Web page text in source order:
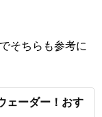
そちらも参考に
ェーダー！おす